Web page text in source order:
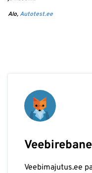
Alo,Autotest.ee
Veebirebane
Veebimajutus.ee